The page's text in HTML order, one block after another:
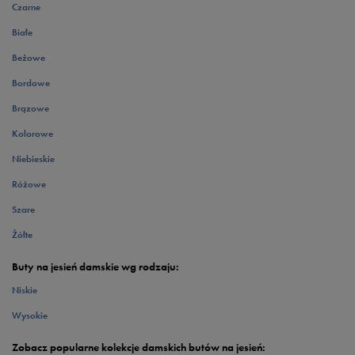
Czarne
Białe
Beżowe
Bordowe
Brązowe
Kolorowe
Niebieskie
Różowe
Szare
Żółte
Buty na jesień damskie wg rodzaju:
Niskie
Wysokie
Zobacz popularne kolekcje damskich butów na jesień: